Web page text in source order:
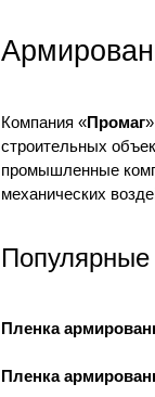
Компания «Промаг
строительных
промышленные
механических
Популярные
Пленка
Пленка